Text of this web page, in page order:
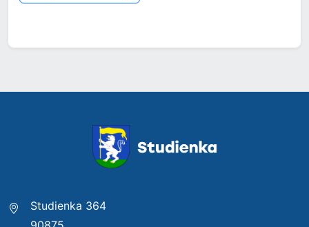
Studienka 364